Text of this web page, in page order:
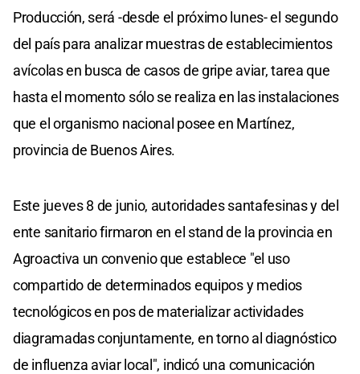
Producción, será -desde el próximo lunes- el segundo
del país para analizar muestras de establecimientos
avícolas en busca de casos de gripe aviar, tarea que
hasta el momento sólo se realiza en las instalaciones
que el organismo nacional posee en Martínez,
provincia de Buenos Aires.
Este jueves 8 de junio, autoridades santafesinas y del
ente sanitario firmaron en el stand de la provincia en
Agroactiva un convenio que establece "el uso
compartido de determinados equipos y medios
tecnológicos en pos de materializar actividades
diagramadas conjuntamente, en torno al diagnóstico
de influenza aviar local", indicó una comunicación